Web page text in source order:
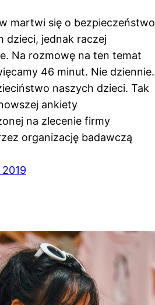
martwi się o bezpieczeństwo
dzieci, jednak raczej
Na rozmowę na ten temat
46 minut. Nie dziennie.
naszych dzieci. Tak
ankiety
na zlecenie firmy
organizację badawczą